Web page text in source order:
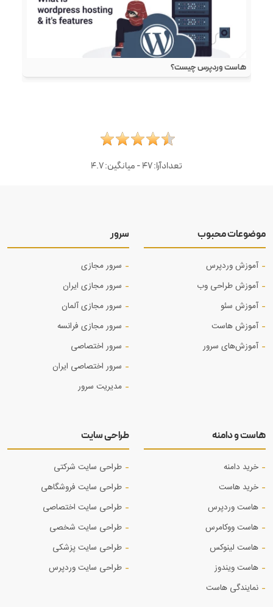
هاست وردپرس چیست؟
تعدادآرا:47- میانگین:4.7
موضوعات محبوب
آموزش وردپرس
آموزش طراحی وب
آموزش‌ سئو
آموزش هاست
آموزش‌های سرور
سرور
سرور مجازی
سرور مجازی ایران
سرور مجازی آلمان
سرور مجازی فرانسه
سرور اختصاصی
سرور اختصاصی ایران
مدیریت سرور
هاست و دامنه
خرید دامنه
خرید هاست
هاست وردپرس
هاست ووکامرس
هاست لینوکس
هاست ویندوز
نمایندگی هاست
طراحی سایت
طراحی سایت شرکتی
طراحی سایت فروشگاهی
طراحی سایت اختصاصی
طراحی سایت شخصی
طراحی سایت پزشکی
طراحی سایت وردپرس